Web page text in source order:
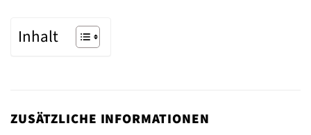
Inhalt
ZUSÄTZLICHE INFORMATIONEN